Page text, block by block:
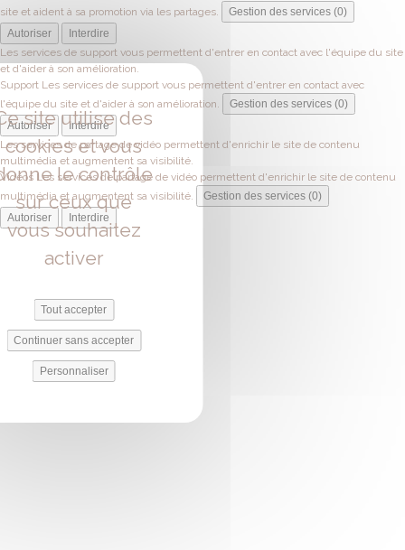
site et aident à sa promotion via les partages.
Gestion des services (0)
Autoriser
Interdire
Les services de support vous permettent d'entrer en contact avec l'équipe du site
et d'aider à son amélioration.
Support Les services de support vous permettent d'entrer en contact avec
l'équipe du site et d'aider à son amélioration.
Gestion des services (0)
Autoriser
Interdire
Les services de partage de vidéo permettent d'enrichir le site de contenu
multimédia et augmentent sa visibilité.
Vidéos Les services de partage de vidéo permettent d'enrichir le site de contenu
multimédia et augmentent sa visibilité.
Gestion des services (0)
Autoriser
Interdire
site utilise des
cookies et vous
le contrôle
sur ceux que
vous souhaitez
activer
Tout accepter
Continuer sans accepter
Personnaliser